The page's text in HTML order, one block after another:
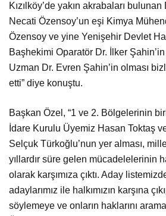
Kızılköy’de yakın akrabaları
Necati Özensoy’un eşi Kimya
Özensoy ve yine Yenişehir Devlet
Başhekimi Oparatör Dr. İlker Şahin’in
Uzman Dr. Evren Şahin’in olması
etti” diye konuştu.
Başkan Özel, “1 ve 2. Bölgelerinin
İdare Kurulu Üyemiz Hasan Toktaş
Selçuk Türkoğlu’nun yer alması,
yıllardır süre gelen mücadelelerinin
olarak karşımıza çıktı. Aday
adaylarımız ile halkımızın karşına
söylemeye ve onların haklarını